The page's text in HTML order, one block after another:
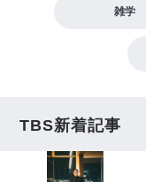
雑学
TBS新着記事